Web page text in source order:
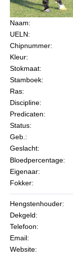
Import
Informatie
Animal
Gids voor
Veel
Evenementen
NRPS
Naam:
UELN:
Chipnummer:
Kleur:
Stokmaat:
Stamboek:
Ras:
Discipline:
Predicaten:
Status:
Geb.:
Geslacht:
Bloedpercentage:
Eigenaar:
Fokker:
Hengstenhouder:
Dekgeld:
Telefoon:
Email:
Website: